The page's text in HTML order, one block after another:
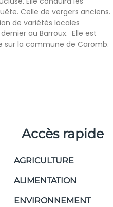
Celle de vergers anciens.
de variétés locales
au Barroux. Elle est
la commune de Caromb.
Accès rapide
AGRICULTURE
ALIMENTATION
ENVIRONNEMENT